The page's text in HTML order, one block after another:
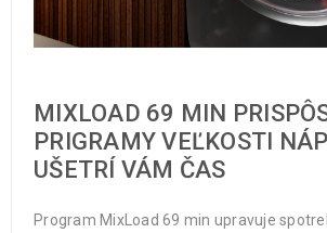
MIXLOAD 69 MIN
PRIGRAMY VEĽKOSTI
UŠETRÍ VÁM ČAS
Program MixLoad 69 min upravuje